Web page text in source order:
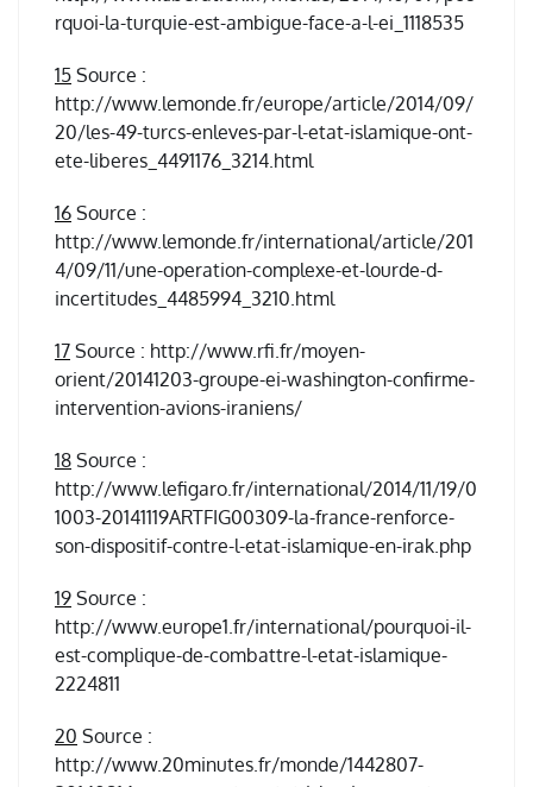
rquoi-la-turquie-est-ambigue-face-a-l-ei_1118535
15 Source :
http://www.lemonde.fr/europe/article/2014/09/
20/les-49-turcs-enleves-par-l-etat-islamique-ont-
ete-liberes_4491176_3214.html
16 Source :
http://www.lemonde.fr/international/article/201
4/09/11/une-operation-complexe-et-lourde-d-
incertitudes_4485994_3210.html
17 Source : http://www.rfi.fr/moyen-
orient/20141203-groupe-ei-washington-confirme-
intervention-avions-iraniens/
18 Source :
http://www.lefigaro.fr/international/2014/11/19/0
1003-20141119ARTFIG00309-la-france-renforce-
son-dispositif-contre-l-etat-islamique-en-irak.php
19 Source :
http://www.europe1.fr/international/pourquoi-il-
est-complique-de-combattre-l-etat-islamique-
2224811
20 Source :
http://www.20minutes.fr/monde/1442807-